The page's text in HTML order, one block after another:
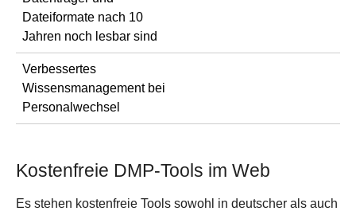
Dateiformate nach 10
Jahren noch lesbar sind
Verbessertes
Wissensmanagement bei
Personalwechsel
Kostenfreie DMP-Tools im Web
Es stehen kostenfreie Tools sowohl in deutscher als auch